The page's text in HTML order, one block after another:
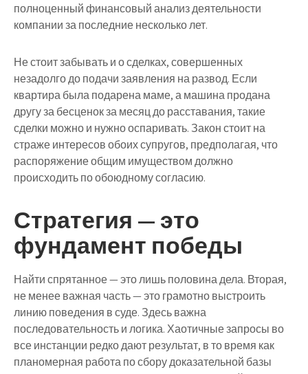
полноценный финансовый анализ деятельности
компании за последние несколько лет.
Не стоит забывать и о сделках, совершенных
незадолго до подачи заявления на развод. Если
квартира была подарена маме, а машина продана
другу за бесценок за месяц до расставания, такие
сделки можно и нужно оспаривать. Закон стоит на
страже интересов обоих супругов, предполагая, что
распоряжение общим имуществом должно
происходить по обоюдному согласию.
Стратегия — это
фундамент победы
Найти спрятанное — это лишь половина дела. Вторая,
не менее важная часть — это грамотно выстроить
линию поведения в суде. Здесь важна
последовательность и логика. Хаотичные запросы во
все инстанции редко дают результат, в то время как
планомерная работа по сбору доказательной базы